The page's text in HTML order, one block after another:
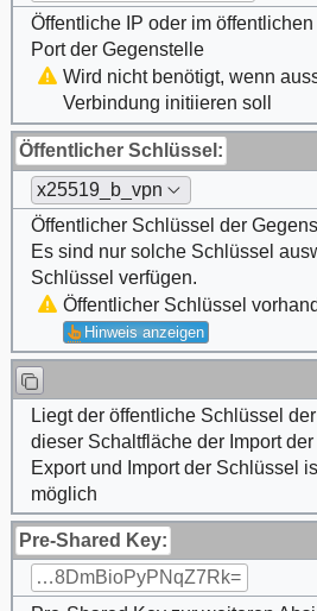
Öffentliche IP oder im
Port der Gegenstelle
Wird nicht benötigt, wenn
Verbindung initiieren soll
Öffentlicher Schlüssel:
x25519_b_vpn
Öffentlicher Schlüssel der
Es sind nur solche Schlüssel
Schlüssel verfügen.
Öffentlicher Schlüssel
Hinweis anzeigen
Liegt der öffentliche Schlüssel
dieser Schaltfläche der Import
Export und Import der Schlüssel
möglich
Pre-Shared Key:
…8DmBioPyPNqZ7Rk=